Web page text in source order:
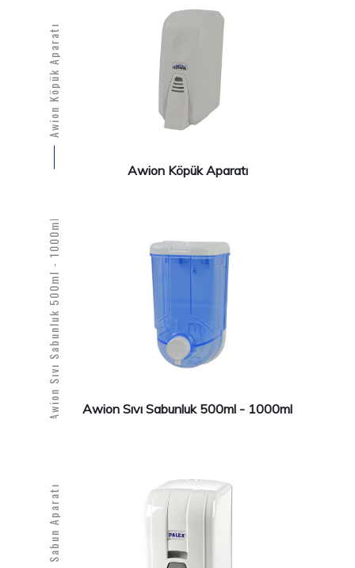
Awion Köpük Aparatı
Awion Köpük Aparatı
Awion Sıvı Sabunluk 500ml - 1000ml Awion Sıvı Sabunluk 500ml - 1000ml